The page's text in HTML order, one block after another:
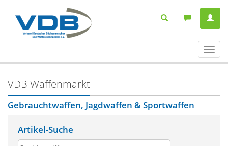
ein-/
VDB Waffenmarkt
Gebrauchtwaffen, Jagdwaffen & Sportwaffen
Artikel-Suche